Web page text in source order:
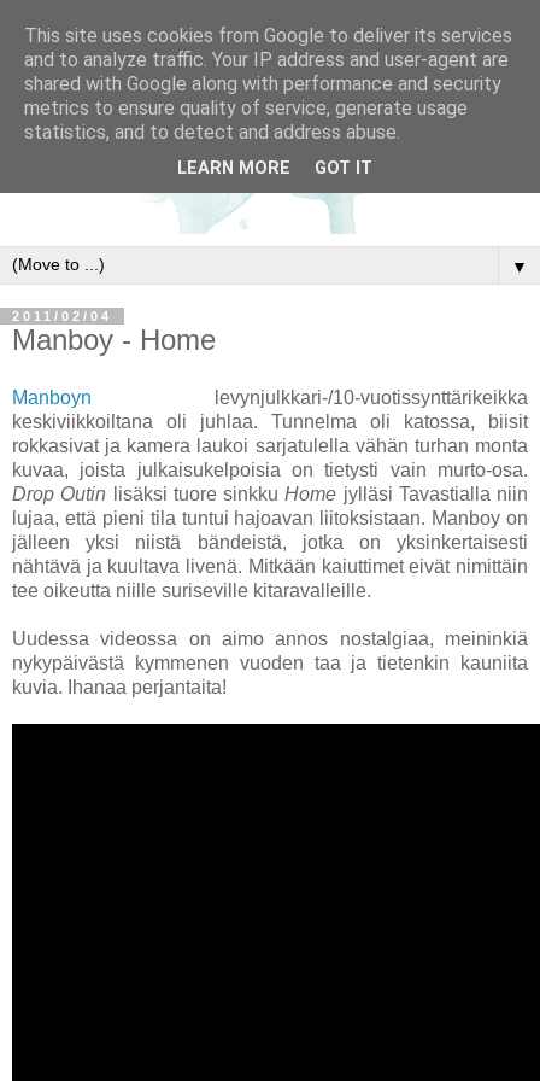
▼
2011/02/04
Manboy - Home
Manboyn levynjulkkari-/10-vuotissynttärikeikka
keskiviikkoiltana oli juhlaa. Tunnelma oli katossa, biisit
rokkasivat ja kamera laukoi sarjatulella vähän turhan monta
kuvaa, joista julkaisukelpoisia on tietysti vain murto-osa.
Drop Outin lisäksi tuore sinkkuHome jylläsi Tavastialla niin
lujaa, että pieni tila tuntui hajoavan liitoksistaan. Manboy on
jälleen yksi niistä bändeistä, jotka on yksinkertaisesti
nähtävä ja kuultava livenä. Mitkään kaiuttimet eivät nimittäin
tee oikeutta niille suriseville kitaravalleille.
Uudessa videossa on aimo annos nostalgiaa, meininkiä
nykypäivästä kymmenen vuoden taa ja tietenkin kauniita
kuvia. Ihanaa perjantaita!
This site uses cookies from Google to deliver its services
and to analyze traffic. Your IP address and user-agent are
shared with Google along with performance and security
metrics to ensure quality of service, generate usage
statistics, and to detect and address abuse.
LEARN MORE GOT IT